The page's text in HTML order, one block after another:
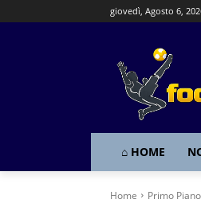
giovedì, Agosto 6,
⌂ HOME
Home Primo Piano